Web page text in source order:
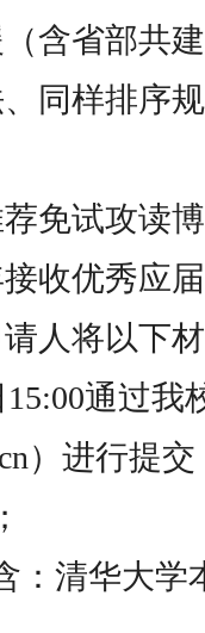
含省部共
同样排序
荐免试攻读
收优秀应
人将以下
15:00通过
）进行提
：清华大